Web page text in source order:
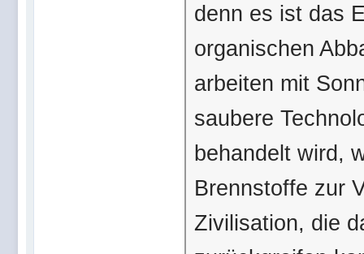
denn es ist das
organischen
arbeiten mit
saubere
behandelt wird,
Brennstoffe zur
Zivilisation, die